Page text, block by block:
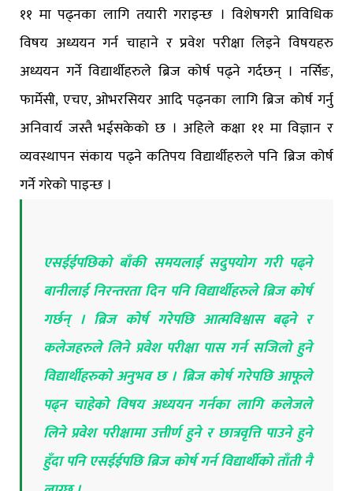
११ मा पढ्नका लागि तयारी गराइन्छ । विशेषगरी प्राविधिक
विषय अध्ययन गर्न चाहाने र प्रवेश परीक्षा लिइने विषयहरु
अध्ययन गर्ने विद्यार्थीहरुले ब्रिज कोर्ष पढ्ने गर्दछन् । नर्सिङ,
फार्मेसी, एचए, ओभरसियर आदि पढ्नका लागि ब्रिज कोर्ष गर्नु
अनिवार्य जस्तै भईसकेको छ । अहिले कक्षा ११ मा विज्ञान र
व्यवस्थापन संकाय पढ्ने कतिपय विद्यार्थीहरुले पनि ब्रिज कोर्ष
गर्ने गरेको पाइन्छ ।
एसईईपछिको बाँकी समयलाई सदुपयोग गरी पढ्ने
बानीलाई निरन्तरता दिन पनि विद्यार्थीहरुले ब्रिज कोर्ष
गर्छन् । ब्रिज कोर्ष गरेपछि आत्मविश्वास बढ्ने र
कलेजहरुले लिने प्रवेश परीक्षा पास गर्न सजिलो हुने
विद्यार्थीहरुको अनुभव छ । ब्रिज कोर्ष गरेपछि आफूले
पढ्न चाहेको विषय अध्ययन गर्नका लागि कलेजले
लिने प्रवेश परीक्षामा उत्तीर्ण हुने र छात्रवृत्ति पाउने हुने
हुँदा पनि एसईईपछि ब्रिज कोर्ष गर्न विद्यार्थीको ताँती नै